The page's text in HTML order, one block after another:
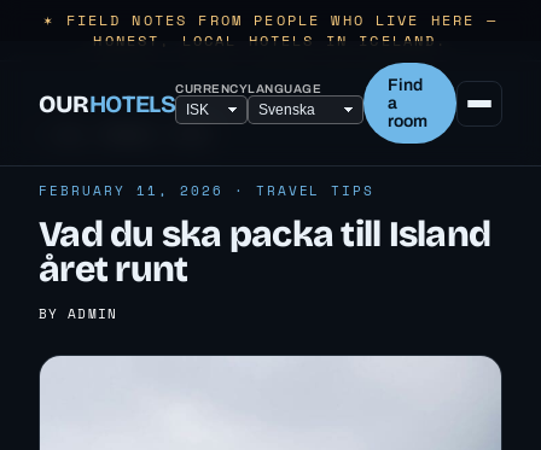
✶ FIELD NOTES FROM PEOPLE WHO LIVE HERE —
HONEST, LOCAL HOTELS IN ICELAND.
OURHOTELSCURRENCYLANGUAGE
Find
a
room
FEBRUARY 11, 2026 · TRAVEL TIPS
Vad du ska packa till Island
året runt
BY ADMIN